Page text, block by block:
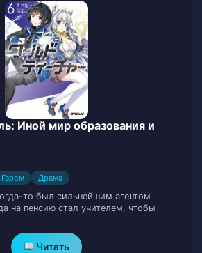
Травы Пурпурного
Феникс
Крылатого Дракона
души!
это мне!
Иной мир образования и
Гарем Драма
то был сильнейшим агентом
на пенсию стал учителем, чтобы
Читать